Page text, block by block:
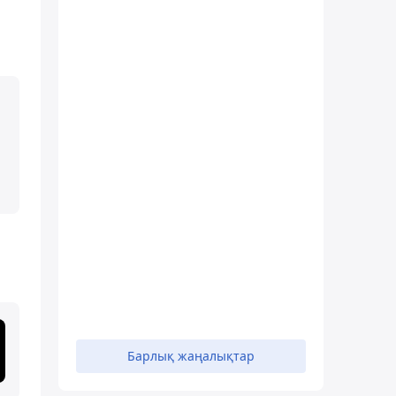
Барлық жаңалықтар